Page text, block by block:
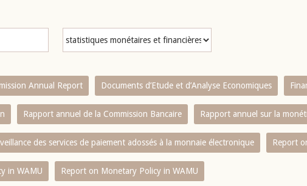
Annual Report Documents d’Etude et d’Analyse Economiques
Rapport annuel de la Commission Bancaire Rapport annuel sur la
des services de paiement adossés à la monnaie électronique Report
in WAMU Report on Monetary Policy in WAMU